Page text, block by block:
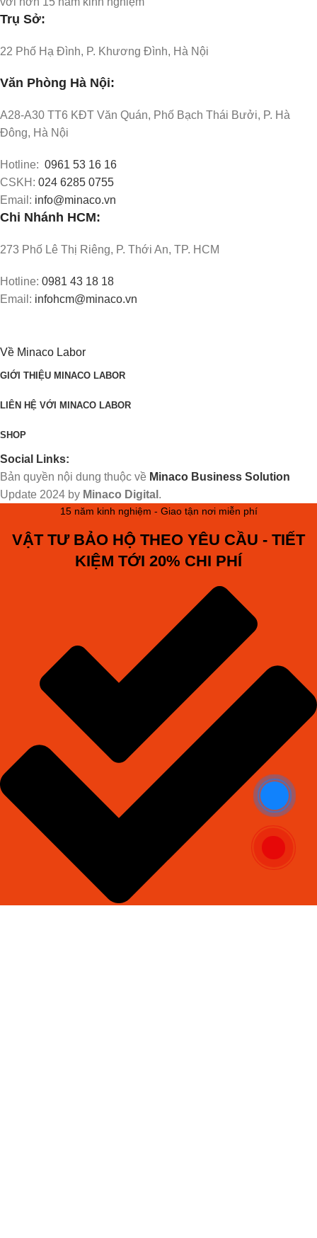
Trụ Sở:
22 Phố Hạ Đình, P. Khương Đình, Hà Nội
Văn Phòng Hà Nội:
A28-A30 TT6 KĐT Văn Quán, Phố Bạch Thái Bưởi, P. Hà
Đông, Hà Nội
Hotline: 0961 53 16 16
CSKH: 024 6285 0755
Email: info@minaco.vn
Chi Nhánh HCM:
273 Phố Lê Thị Riêng, P. Thới An, TP. HCM
Hotline: 0981 43 18 18
Email: infohcm@minaco.vn
Về Minaco Labor
GIỚI THIỆU MINACO LABOR
LIÊN HỆ VỚI MINACO LABOR
SHOP
Social Links:
Bản quyền nội dung thuộc về Minaco Business Solution
Update 2024 by Minaco Digital .
15 năm kinh nghiệm - Giao tận nơi miễn phí
VẬT TƯ BẢO HỘ THEO YÊU CẦU - TIẾT
KIỆM TỚI 20% CHI PHÍ